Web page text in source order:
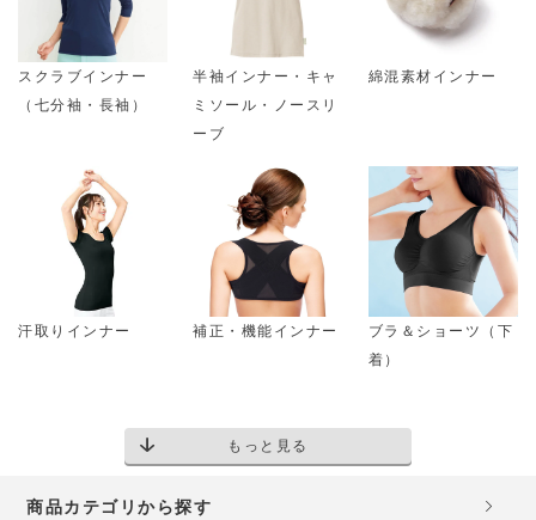
スクラブインナー
（七分袖・長袖）
半袖インナー・キャ
ミソール・ノースリ
ーブ
綿混素材インナー
汗取りインナー 補正・機能インナー
ブラ＆ショーツ（下
着）
もっと見る
商品カテゴリから探す